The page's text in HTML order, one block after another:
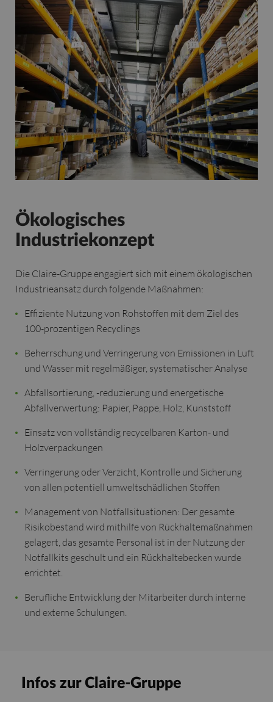
Ökologisches
Industriekonzept
Die Claire-Gruppe engagiert sich mit einem ökologischen
Industrieansatz durch folgende Maßnahmen:
Effiziente Nutzung von Rohstoffen mit dem Ziel des
100-prozentigen Recyclings
Beherrschung und Verringerung von Emissionen in Luft
und Wasser mit regelmäßiger, systematischer Analyse
Abfallsortierung, -reduzierung und energetische
Abfallverwertung: Papier, Pappe, Holz, Kunststoff
Einsatz von vollständig recycelbaren Karton- und
Holzverpackungen
Verringerung oder Verzicht, Kontrolle und Sicherung
von allen potentiell umweltschädlichen Stoffen
Management von Notfallsituationen: Der gesamte
Risikobestand wird mithilfe von Rückhaltemaßnahmen
gelagert, das gesamte Personal ist in der Nutzung der
Notfallkits geschult und ein Rückhaltebecken wurde
errichtet.
Berufliche Entwicklung der Mitarbeiter durch interne
und externe Schulungen.
Infos zur Claire-Gruppe